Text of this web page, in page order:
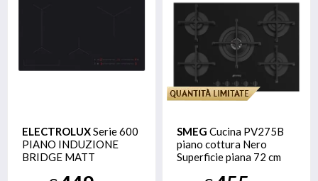
ELECTROLUXSerie 600
PIANO INDUZIONE
BRIDGE MATT
SMEG Cucina PV275B
piano cottura Nero
Superficie piana 72 cm